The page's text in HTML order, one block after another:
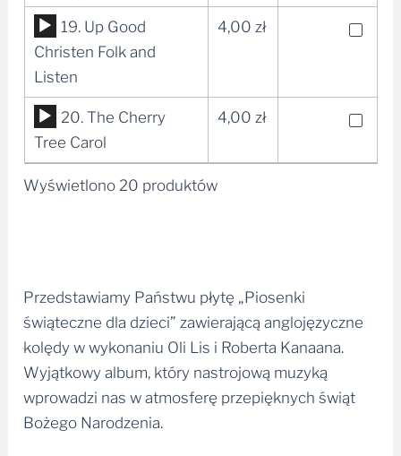
dźwiękowych
Odtwarzacz
plików
dźwiękowych
19. Up Good
Christen Folk and
Listen
4,00 zł
Odtwarzacz
plików
dźwiękowych
20. The Cherry
Tree Carol
4,00 zł
Wyświetlono 20 produktów
Przedstawiamy Państwu płytę „Piosenki
świąteczne dla dzieci” zawierającą anglojęzyczne
kolędy w wykonaniu Oli Lis i Roberta Kanaana.
Wyjątkowy album, który nastrojową muzyką
wprowadzi nas w atmosferę przepięknych świąt
Bożego Narodzenia.